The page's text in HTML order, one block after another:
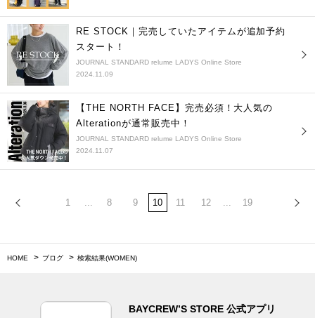
RE STOCK｜完売していたアイテムが追加予約
スタート！
JOURNAL STANDARD relume LADYS Online Store
2024.11.09
【THE NORTH FACE】完売必須！大人気の
Alterationが通常販売中！
JOURNAL STANDARD relume LADYS Online Store
2024.11.07
1 ... 8 9 10 11 12 ... 19
HOME ブログ 検索結果(WOMEN)
BAYCREW’S STORE 公式アプリ